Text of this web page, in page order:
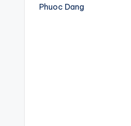
Phuoc Dang